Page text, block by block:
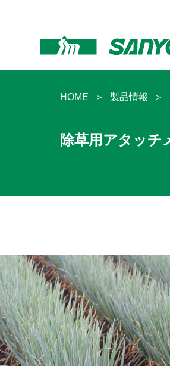
HOME 製品情報
除草用アタッチ